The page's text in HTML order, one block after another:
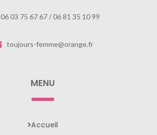
06 03 75 67 67 / 06 81 35 10 99
toujours-femme@orange.fr
MENU
Accueil